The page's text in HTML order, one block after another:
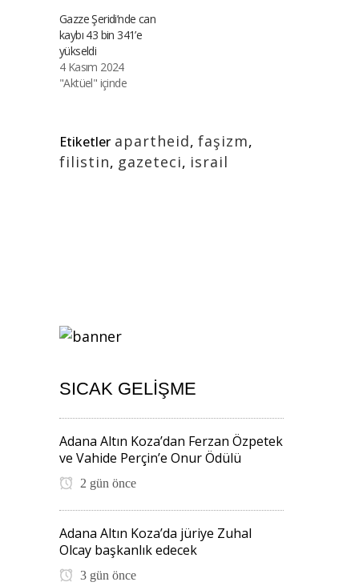
Gazze Şeridi’nde can
kaybı 43 bin 341’e
yükseldi
4 Kasım 2024
"Aktüel" içinde
Etiketler apartheid, faşizm,
filistin, gazeteci, israil
SICAK GELIŞME
Adana Altın Koza’dan Ferzan Özpetek
ve Vahide Perçin’e Onur Ödülü
2 gün önce
Adana Altın Koza’da jüriye Zuhal
Olcay başkanlık edecek
3 gün önce